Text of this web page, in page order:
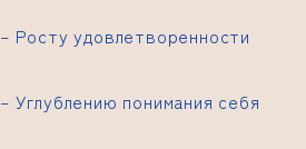
– Росту удовлетворенности
– Углублению понимания себя